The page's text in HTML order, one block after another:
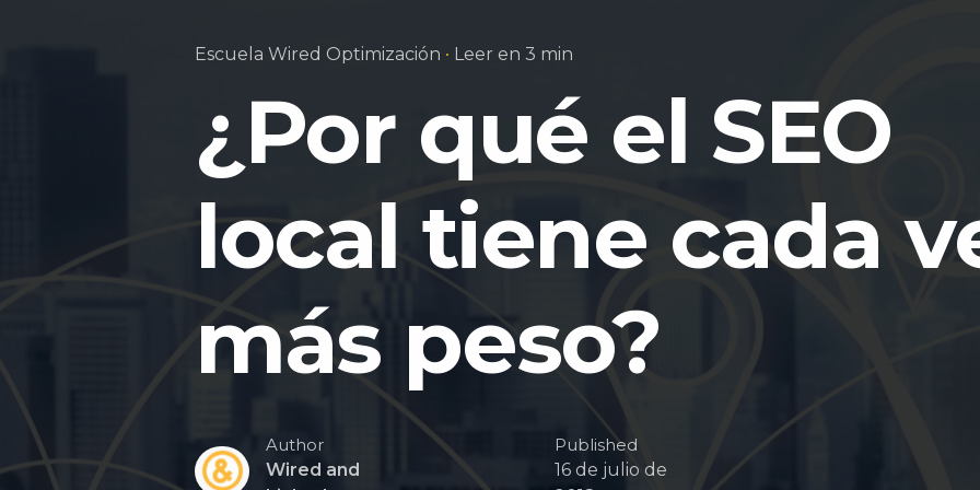
Escuela Wired Optimización Leer en 3 min
¿Por qué el SEO
local tiene cada
más peso?
Author
Wired and
Published
16 de julio de